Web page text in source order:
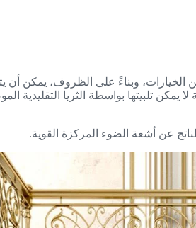
الخيارات، وبناءً على الظروف، يمكن أن
يمكن تلبيتها بواسطة الثريا التقليدية
عن أشعة الضوء المركزة القوية.